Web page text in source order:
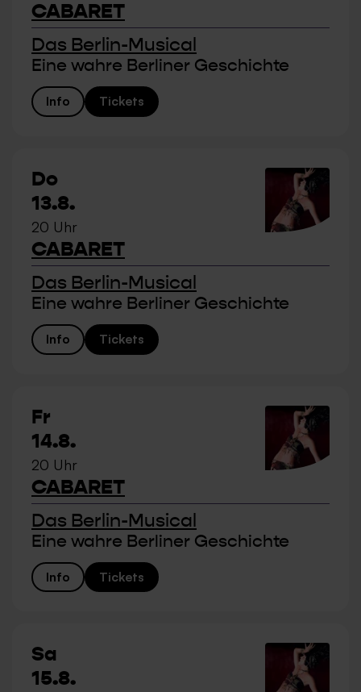
CABARET
Das Berlin-Musical
Eine wahre Berliner Geschichte
Info Tickets
Do
13.8.
20 Uhr
CABARET
Das Berlin-Musical
Eine wahre Berliner Geschichte
Info Tickets
Fr
14.8.
20 Uhr
CABARET
Das Berlin-Musical
Eine wahre Berliner Geschichte
Info Tickets
Sa
15.8.